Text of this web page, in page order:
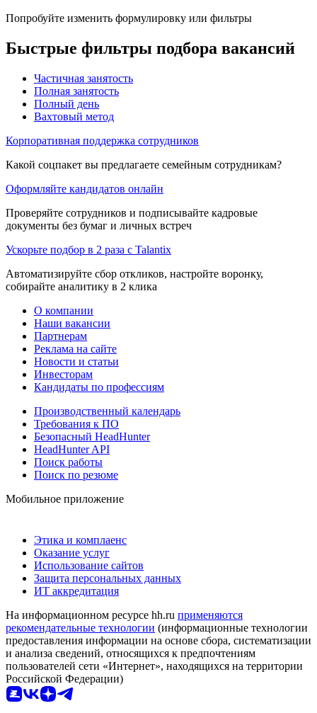
Попробуйте изменить формулировку или фильтры
Быстрые фильтры подбора вакансий
Частичная занятость
Полная занятость
Полный день
Вахтовый метод
Корпоративная поддержка сотрудников
Какой соцпакет вы предлагаете семейным сотрудникам?
Оформляйте кандидатов онлайн
Проверяйте сотрудников и подписывайте кадровые
документы без бумаг и личных встреч
Ускорьте подбор в 2 раза с Talantix
Автоматизируйте сбор откликов, настройте воронку,
собирайте аналитику в 2 клика
О компании
Наши вакансии
Партнерам
Реклама на сайте
Новости и статьи
Инвесторам
Кандидаты по профессиям
Производственный календарь
Требования к ПО
Безопасный HeadHunter
HeadHunter API
Поиск работы
Поиск по резюме
Мобильное приложение
Этика и комплаенс
Оказание услуг
Использование сайтов
Защита персональных данных
ИТ аккредитация
На информационном ресурсе hh.ru применяются
рекомендательные технологии (информационные технологии
предоставления информации на основе сбора, систематизации
и анализа сведений, относящихся к предпочтениям
пользователей сети «Интернет», находящихся на территории
Российской Федерации)